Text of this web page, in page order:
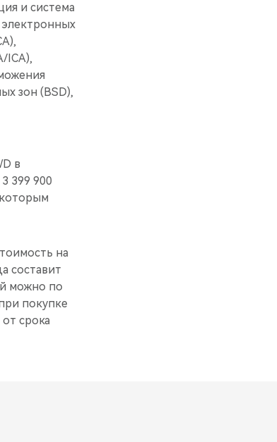
и система
ICA),
зон (BSD),
в
399 900
на
составит
можно по
покупке
срока